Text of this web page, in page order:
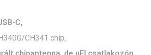
C,
CH341 chip,